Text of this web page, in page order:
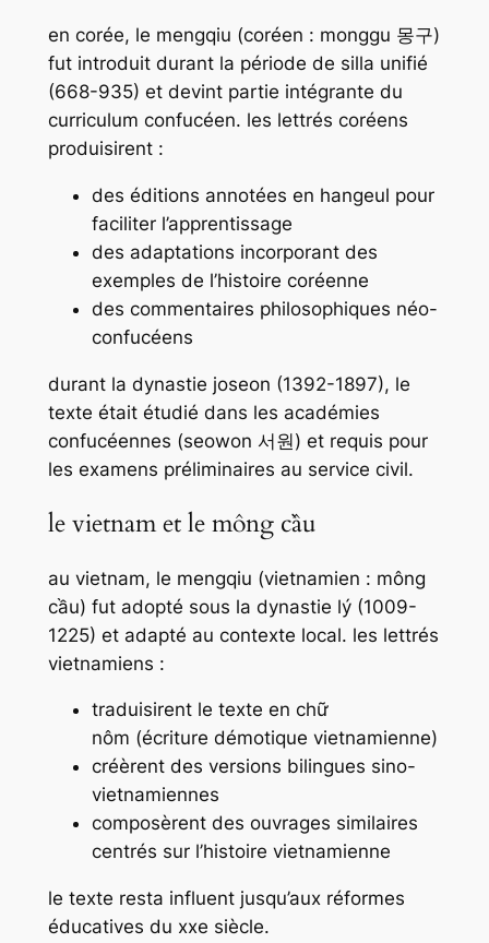
en corée, le mengqiu (coréen : monggu 몽구)
fut introduit durant la période de silla unifié
(668-935) et devint partie intégrante du
curriculum confucéen. les lettrés coréens
produisirent :
des éditions annotées en hangeul pour
faciliter l’apprentissage
des adaptations incorporant des
exemples de l’histoire coréenne
des commentaires philosophiques néo-
confucéens
durant la dynastie joseon (1392-1897), le
texte était étudié dans les académies
confucéennes (seowon 서원) et requis pour
les examens préliminaires au service civil.
le vietnam et le mông cầu
au vietnam, le mengqiu (vietnamien : mông
cầu) fut adopté sous la dynastie lý (1009-
1225) et adapté au contexte local. les lettrés
vietnamiens :
traduisirent le texte en chữ
nôm (écriture démotique vietnamienne)
créèrent des versions bilingues sino-
vietnamiennes
composèrent des ouvrages similaires
centrés sur l’histoire vietnamienne
le texte resta influent jusqu’aux réformes
éducatives du xxe siècle.